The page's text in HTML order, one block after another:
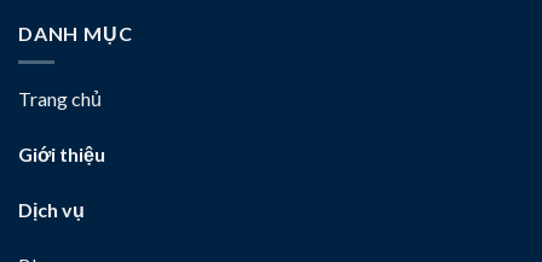
DANH MỤC
Trang chủ
Giới thiệu
Dịch vụ